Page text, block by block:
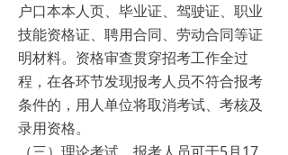
户口本本人页、毕业证、驾驶证、职业
技能资格证、聘用合同、劳动合同等证
明材料。资格审查贯穿招考工作全过
程，在各环节发现报考人员不符合报考
条件的，用人单位将取消考试、考核及
录用资格。